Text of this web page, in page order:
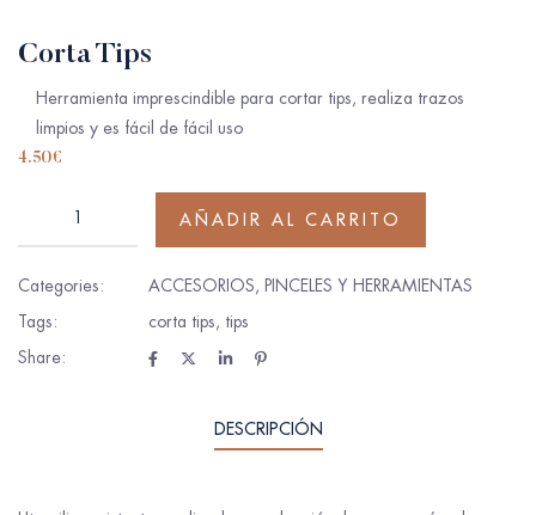
Corta Tips
Herramienta imprescindible para cortar tips, realiza trazos
limpios y es fácil de fácil uso
4.50€
AÑADIR AL CARRITO
Categories: ACCESORIOS, PINCELES Y HERRAMIENTAS
Tags:
corta tips, tips
Share:
DESCRIPCIÓN